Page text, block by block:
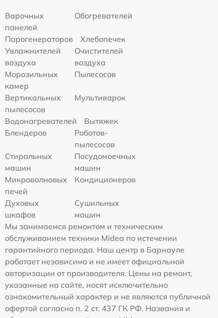
Варочных
панелей
Обогревателей
Парогенераторов
Хлебопечек
Увлажнителей
воздуха
Очистителей
воздуха
Морозильных
камер
Пылесосов
Вертикальных
пылесосов
Мультиварок
Водонагревателей
Вытяжек
Блендеров
Роботов-
пылесосов
Стиральных
машин
Посудомоечных
машин
Микроволновых
печей
Кондиционеров
Духовых
шкафов
Сушильных
машин
Мы занимаемся ремонтом и техническим
обслуживанием техники Midea по истечении
гарантийного периода. Наш центр в Барнауле
работает независимо и не имеет официальной
авторизации от производителя. Цены на ремонт,
указанные на сайте, носят исключительно
ознакомительный характер и не являются публичной
офертой согласно п. 2 ст. 437 ГК РФ. Названия и